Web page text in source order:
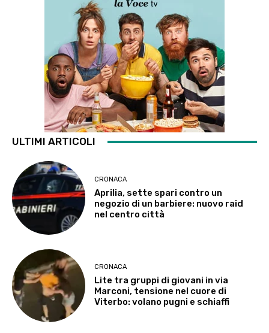
ULTIMI ARTICOLI
CRONACA
Aprilia, sette spari contro un
negozio di un barbiere: nuovo raid
nel centro città
CRONACA
Lite tra gruppi di giovani in via
Marconi, tensione nel cuore di
Viterbo: volano pugni e schiaffi